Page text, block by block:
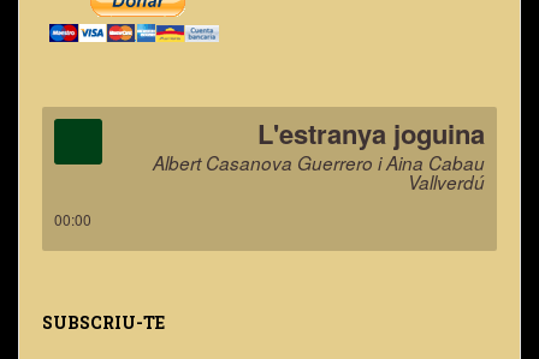
L'estranya joguina
Albert Casanova Guerrero i Aina Cabau
Vallverdú
00:00
SUBSCRIU-TE